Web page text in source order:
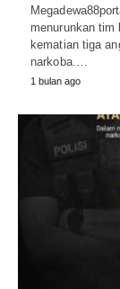
menurunkan tim
kematian tiga
narkoba.…
1 bulan ago